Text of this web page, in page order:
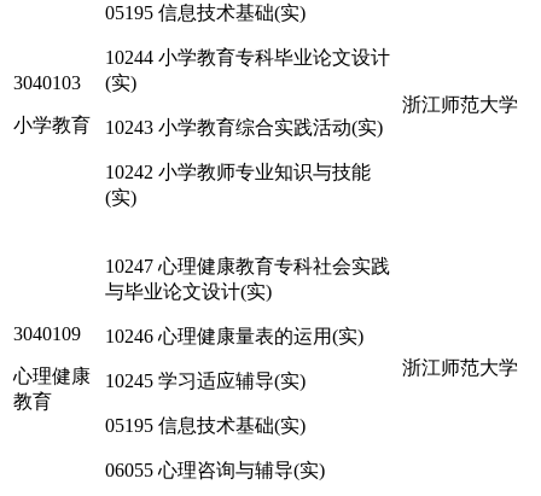
3040103
小学教育
05195 信息技术基础(实)
10244 小学教育专科毕业论文设计
(实)
10243 小学教育综合实践活动(实)
10242 小学教师专业知识与技能
(实)
浙江师范大学
3040109
心理健康
教育
10247 心理健康教育专科社会实践
与毕业论文设计(实)
10246 心理健康量表的运用(实)
10245 学习适应辅导(实)
05195 信息技术基础(实)
06055 心理咨询与辅导(实)
浙江师范大学